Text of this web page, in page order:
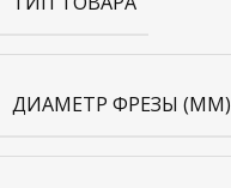
ДИАМЕТР ФРЕЗЫ (ММ)